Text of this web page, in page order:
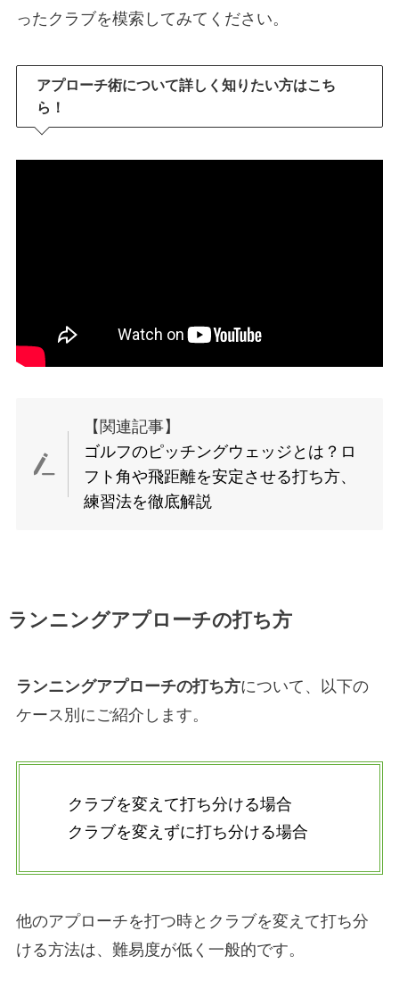
ったクラブを模索してみてください。
アプローチ術について詳しく知りたい方はこち
ら！
【関連記事】
ゴルフのピッチングウェッジとは？ロ
フト角や飛距離を安定させる打ち方、
練習法を徹底解説
ランニングアプローチの打ち方
ランニングアプローチの打ち方について、以下の
ケース別にご紹介します。
クラブを変えて打ち分ける場合
クラブを変えずに打ち分ける場合
他のアプローチを打つ時とクラブを変えて打ち分
ける方法は、難易度が低く一般的です。